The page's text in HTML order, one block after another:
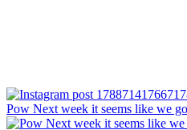
Pow Next week it seems like we